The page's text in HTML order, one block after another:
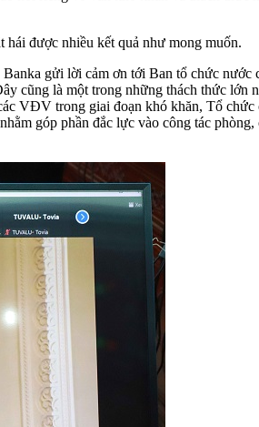
được nhiều kết quả như mong muốn.
gửi lời cảm ơn tới Ban tổ chức nước
cũng là một trong những thách thức lớn
VĐV trong giai đoạn khó khăn, Tổ chức
góp phần đắc lực vào công tác